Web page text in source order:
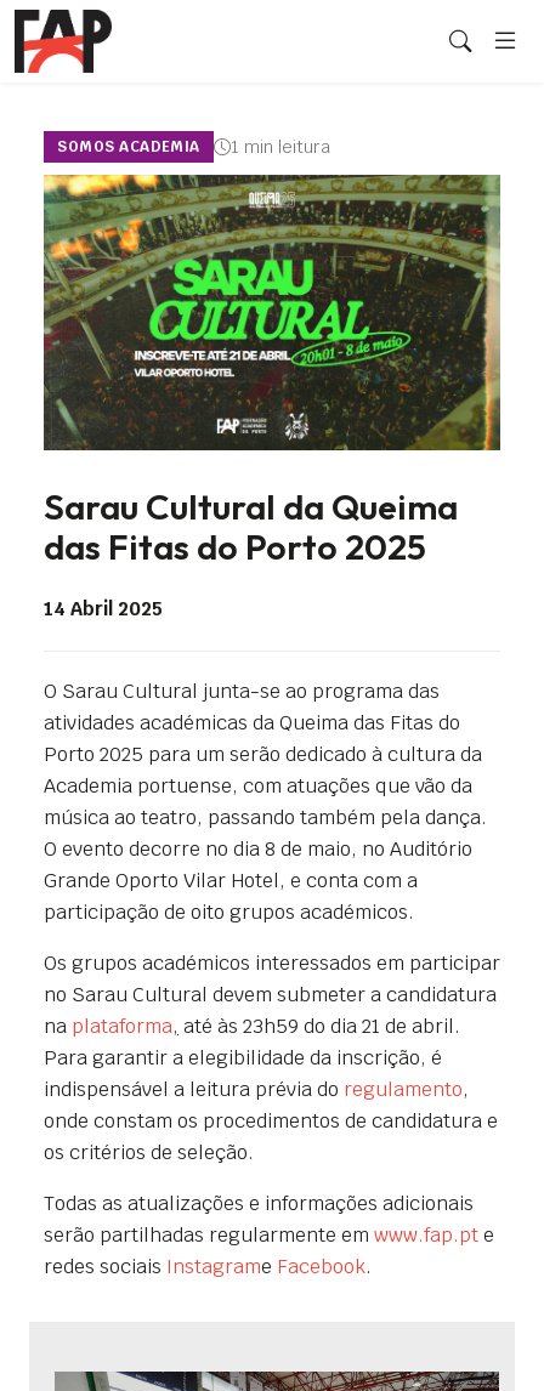
SOMOS ACADEMIA 1 min leitura
Sarau Cultural da Queima
das Fitas do Porto 2025
14 Abril 2025
O Sarau Cultural junta-se ao programa das
atividades académicas da Queima das Fitas do
Porto 2025 para um serão dedicado à cultura da
Academia portuense, com atuações que vão da
música ao teatro, passando também pela dança.
O evento decorre no dia 8 de maio, no Auditório
Grande Oporto Vilar Hotel, e conta com a
participação de oito grupos académicos.
Os grupos académicos interessados em participar
no Sarau Cultural devem submeter a candidatura
na plataforma, até às 23h59 do dia 21 de abril.
Para garantir a elegibilidade da inscrição, é
indispensável a leitura prévia do regulamento,
onde constam os procedimentos de candidatura e
os critérios de seleção.
Todas as atualizações e informações adicionais
serão partilhadas regularmente em www.fap.pte
redes sociais Instagrame Facebook.